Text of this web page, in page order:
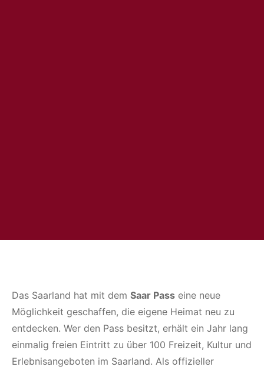
Das Saarland hat mit dem Saar Pass eine neue
Möglichkeit geschaffen, die eigene Heimat neu zu
entdecken. Wer den Pass besitzt, erhält ein Jahr lang
einmalig freien Eintritt zu über 100 Freizeit, Kultur und
Erlebnisangeboten im Saarland. Als offizieller